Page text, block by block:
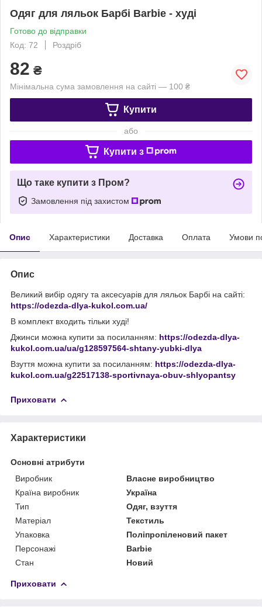
Одяг для ляльок Барбі Barbie - худі
Готово до відправки
Код: 72
Роздріб
82 ₴
Мінімальна сума замовлення на сайті — 100 ₴
Купити
або
Купити з
Що таке купити з Пром?
Замовлення під захистом
Опис Характеристики Доставка Оплата Умови
Опис
Великий вибір одягу та аксесуарів для ляльок Барбі на сайті:
https://odezda-dlya-kukol.com.ua/
В комплект входить тільки худі!
Джинси можна купити за посиланням: https://odezda-dlya-
kukol.com.ua/ua/g128597564-shtany-yubki-dlya
Взуття можна купити за посиланням: https://odezda-dlya-
kukol.com.ua/g22517138-sportivnaya-obuv-shlyopantsy
Приховати
Характеристики
Основні атрибути
Виробник
Власне виробництво
Країна виробник
Україна
Тип
Одяг, взуття
Матеріал
Текстиль
Упаковка
Поліпропіленовий пакет
Персонажі
Barbie
Стан
Новий
Приховати